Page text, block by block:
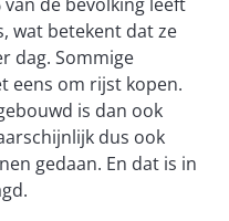
wat betekent dat ze
dag. Sommige
eens om rijst kopen.
is dan ook
dus ook
gedaan. En dat is in